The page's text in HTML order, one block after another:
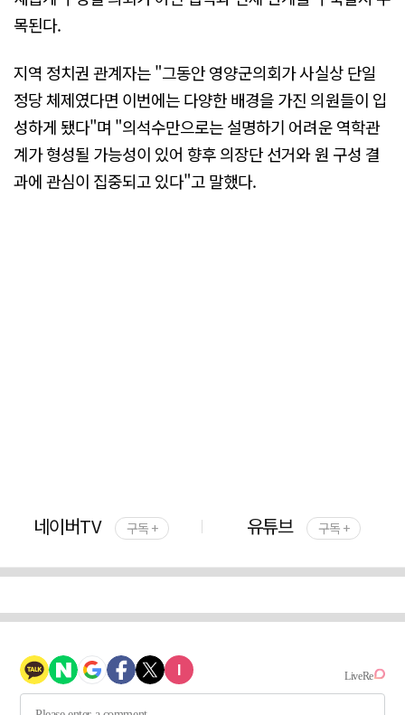
목된다.
지역 정치권 관계자는 "그동안 영양군의회가 사실상 단일
정당 체제였다면 이번에는 다양한 배경을 가진 의원들이 입
성하게 됐다"며 "의석수만으로는 설명하기 어려운 역학관
계가 형성될 가능성이 있어 향후 의장단 선거와 원 구성 결
과에 관심이 집중되고 있다"고 말했다.
네이버TV 구독 + 유튜브 구독 +